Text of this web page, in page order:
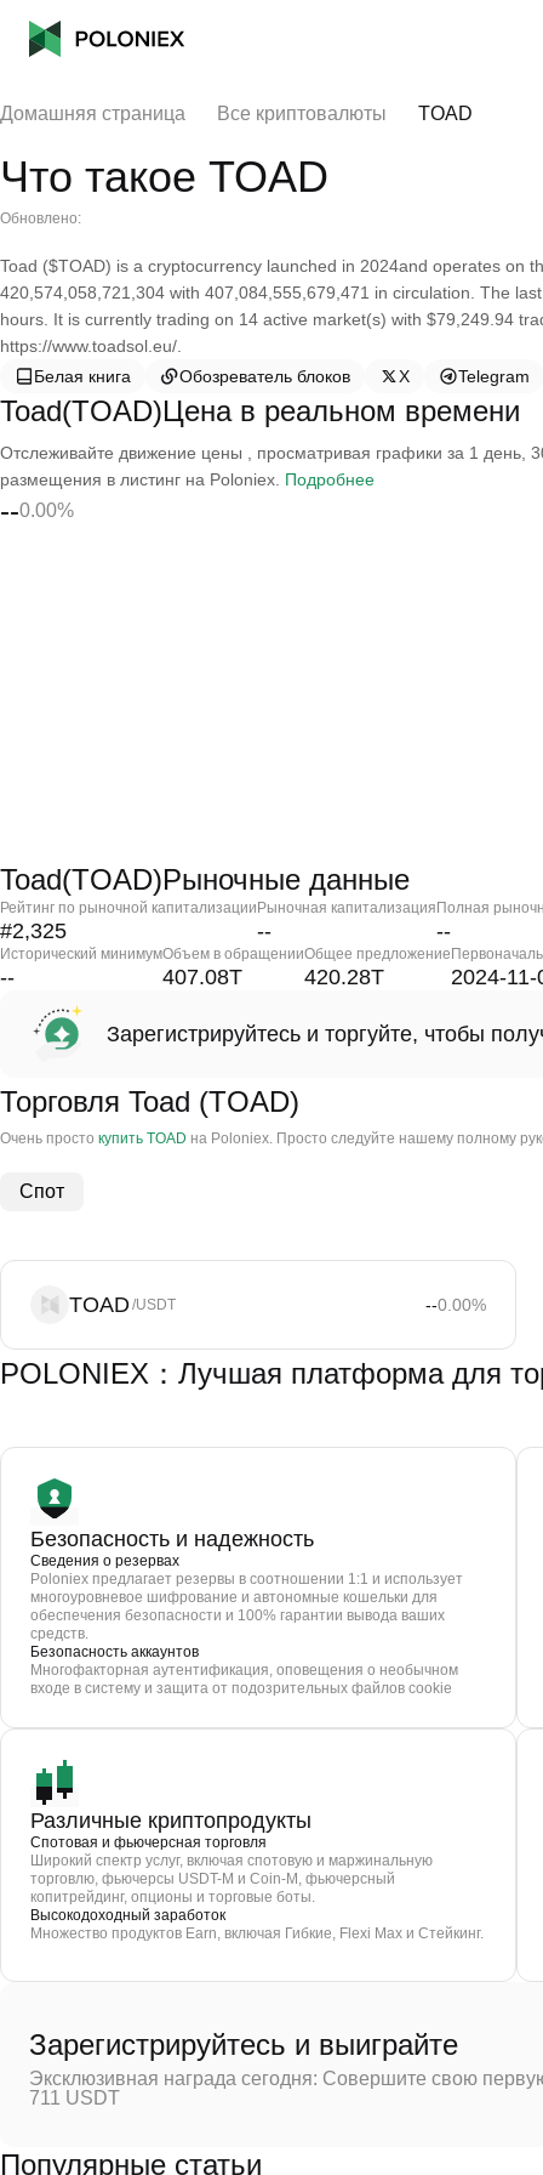
Домашняя страница Все криптовалюты TOAD
Что такое TOAD
Обновлено:
Toad ($TOAD) is a cryptocurrency launched in 2024and operates on
420,574,058,721,304 with 407,084,555,679,471 in circulation. The
hours. It is currently trading on 14 active market(s) with $79,249.94
https://www.toadsol.eu/.
Белая книга
Обозреватель блоков X Telegram
Toad(TOAD)Цена в реальном времени
Отслеживайте движение цены , просматривая графики за 1 день,
размещения в листинг на Poloniex. Подробнее
--0.00%
Toad(TOAD)Рыночные данные
Рейтинг по рыночной капитализации
#2,325
Рыночная капитализация
--
Полная
--
Исторический минимум
--
Объем в обращении
407.08T
Общее предложение
420.28T 2024-11-
Зарегистрируйтесь и торгуйте, чтобы
Торговля Toad (TOAD)
Очень просто купить TOAD на Poloniex. Просто следуйте нашему полному
Спот
TOAD/USDT --0.00%
POLONIEX：Лучшая платформа для
Безопасность и надежность
Сведения о резервах
Poloniex предлагает резервы в соотношении 1:1 и использует
многоуровневое шифрование и автономные кошельки для
обеспечения безопасности и 100% гарантии вывода ваших
средств.
Безопасность аккаунтов
Многофакторная аутентификация, оповещения о необычном
входе в систему и защита от подозрительных файлов cookie
Различные криптопродукты
Спотовая и фьючерсная торговля
Широкий спектр услуг, включая спотовую и маржинальную
торговлю, фьючерсы USDT-M и Coin-M, фьючерсный
копитрейдинг, опционы и торговые боты.
Высокодоходный заработок
Множество продуктов Earn, включая Гибкие, Flexi Max и Стейкинг.
Зарегистрируйтесь и выиграйте
Эксклюзивная награда сегодня: Совершите свою
711 USDT
Популярные статьи